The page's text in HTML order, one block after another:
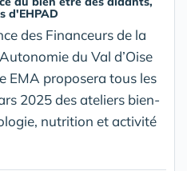
d'EHPAD
des Financeurs de la
du Val d’Oise
EMA proposera tous les
2025 des ateliers bien-
nutrition et activité